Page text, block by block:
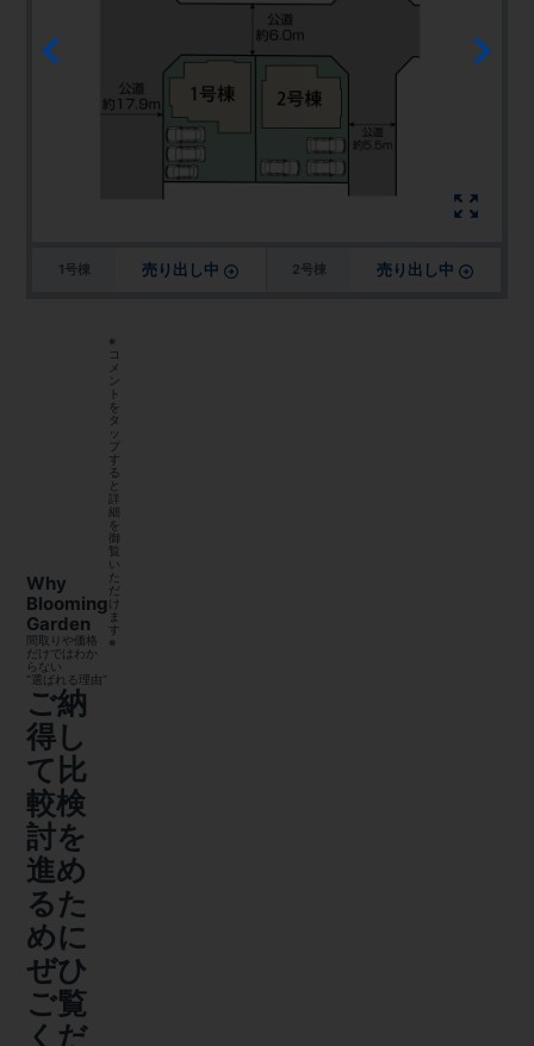
1号棟 売り出し中 2号棟 売り出し中
Why
Blooming
Garden
間取りや価格
だけではわか
らない
“選ばれる理由”
ご納
得し
て比
較検
討を
進め
るた
めに
ぜひ
ご覧
くだ
※
コ
メ
ン
ト
を
タ
ッ
プ
す
る
と
詳
細
を
御
覧
い
た
だ
け
ま
す
※